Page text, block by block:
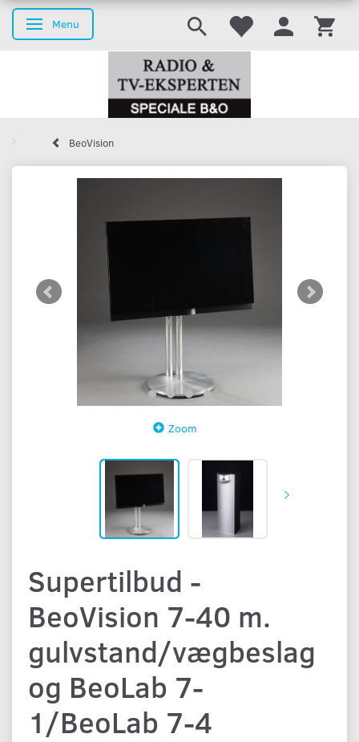
Skifte navigation
Menu
BeoVision
Zoom
Supertilbud -
BeoVision 7-40 m.
gulvstand/vægbeslag
og BeoLab 7-
1/BeoLab 7-4